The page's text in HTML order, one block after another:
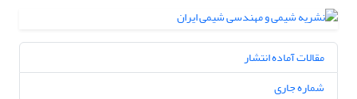
مقالات آماده انتشار
شماره جاری